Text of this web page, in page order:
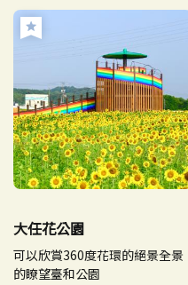
大任花公園
可以欣賞360度花環的絕景全景
的瞭望臺和公園